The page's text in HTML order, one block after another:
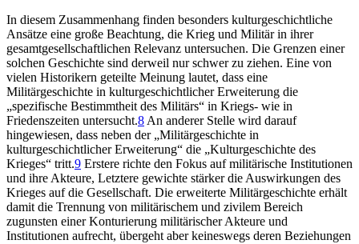
In diesem Zusammenhang finden besonders kulturgeschichtliche
Ansätze eine große Beachtung, die Krieg und Militär in ihrer
gesamtgesellschaftlichen Relevanz untersuchen. Die Grenzen einer
solchen Geschichte sind derweil nur schwer zu ziehen. Eine von
vielen Historikern geteilte Meinung lautet, dass eine
Militärgeschichte in kulturgeschichtlicher Erweiterung die
„spezifische Bestimmtheit des Militärs“ in Kriegs- wie in
Friedenszeiten untersucht.8 An anderer Stelle wird darauf
hingewiesen, dass neben der „Militärgeschichte in
kulturgeschichtlicher Erweiterung“ die „Kulturgeschichte des
Krieges“ tritt.9 Erstere richte den Fokus auf militärische Institutionen
und ihre Akteure, Letztere gewichte stärker die Auswirkungen des
Krieges auf die Gesellschaft. Die erweiterte Militärgeschichte erhält
damit die Trennung von militärischem und zivilem Bereich
zugunsten einer Konturierung militärischer Akteure und
Institutionen aufrecht, übergeht aber keineswegs deren Beziehungen